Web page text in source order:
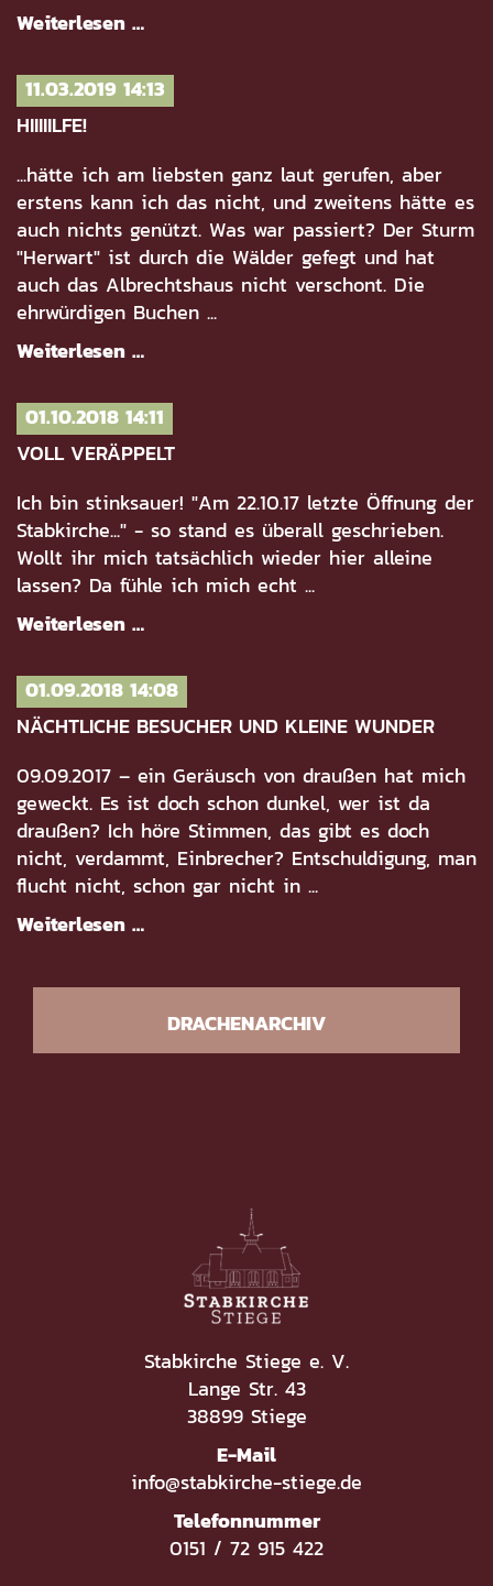
Weiterlesen …
11.03.2019 14:13
HIIIIILFE!
...hätte ich am liebsten ganz laut gerufen, aber
erstens kann ich das nicht, und zweitens hätte es
auch nichts genützt. Was war passiert? Der Sturm
"Herwart" ist durch die Wälder gefegt und hat
auch das Albrechtshaus nicht verschont. Die
ehrwürdigen Buchen ...
Weiterlesen …
01.10.2018 14:11
VOLL VERÄPPELT
Ich bin stinksauer! "Am 22.10.17 letzte Öffnung der
Stabkirche..." - so stand es überall geschrieben.
Wollt ihr mich tatsächlich wieder hier alleine
lassen? Da fühle ich mich echt ...
Weiterlesen …
01.09.2018 14:08
NÄCHTLICHE BESUCHER UND KLEINE WUNDER
09.09.2017 – ein Geräusch von draußen hat mich
geweckt. Es ist doch schon dunkel, wer ist da
draußen? Ich höre Stimmen, das gibt es doch
nicht, verdammt, Einbrecher? Entschuldigung, man
flucht nicht, schon gar nicht in ...
Weiterlesen …
DRACHENARCHIV
Stabkirche Stiege e. V.
Lange Str. 43
38899 Stiege
E-Mail
info@stabkirche-stiege.de
Telefonnummer
0151 / 72 915 422